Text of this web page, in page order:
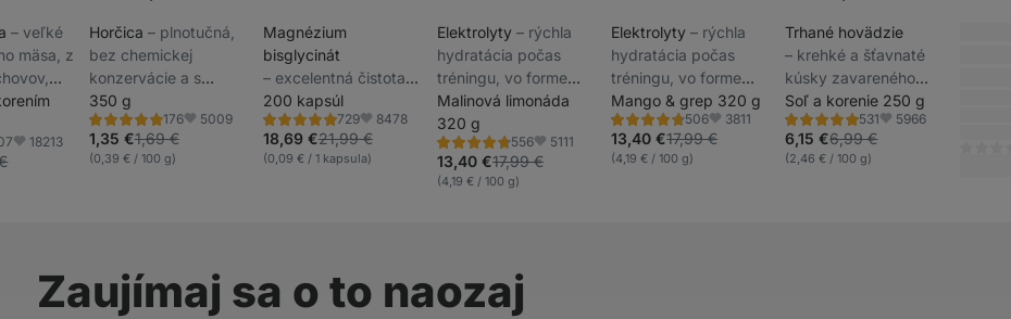
⁠–⁠ veľké
mäsa, z
Obľúbené
18213
Horčica ⁠–⁠ plnotučná,
bez chemickej
konzervácie a s
obsahom omega-3
350 g
176
Hodnotenie
4.8/5,
176
recenzií
Obľúbené
5009
1,35 €1,69 €
(0,39 € / 100 g)
Akcie týždňa
Magnézium
bisglycinát
⁠–⁠ excelentná čistota
horčíka, vysoká
vstrebateľnosť,
prispieva k normálnej
činnosti svalov a
200 kapsúl
729
Hodnotenie
4.9/5,
729
recenzií
Obľúbené
8478
18,69 €21,99 €
(0,09 € / 1 kapsula)
Akcie týždňa
Elektrolyty⁠–⁠ rýchla
hydratácia počas
tréningu, vo forme
rozpustného prášku
s ovocnou chuťou,
výživový doplnok
Malinová limonáda
320 g
556
Hodnotenie
4.7/5,
556
recenzií
Obľúbené
5111
13,40 €17,99 €
(4,19 € / 100 g)
Akcie týždňa
Elektrolyty⁠–⁠ rýchla
hydratácia počas
tréningu, vo forme
rozpustného prášku
s ovocnou chuťou,
výživový doplnok
Mango & grep 320 g
506
Hodnotenie
4.7/5,
506
recenzií
Obľúbené
3811
13,40 €17,99 €
(4,19 € / 100 g)
Akcie týždňa
Trhané hovädzie
⁠–⁠ krehké a šťavnaté
kúsky zavareného
mäsa v jemnej
marináde, z trávou
kŕmených mladých
býčkov plemena
Soľ a korenie 250 g
531
Hodnotenie
4.8/5,
531
recenzií
Obľúbené
5966
6,15 €6,99 €
(2,46 € / 100 g)
Zaujímaj sa o to naozaj